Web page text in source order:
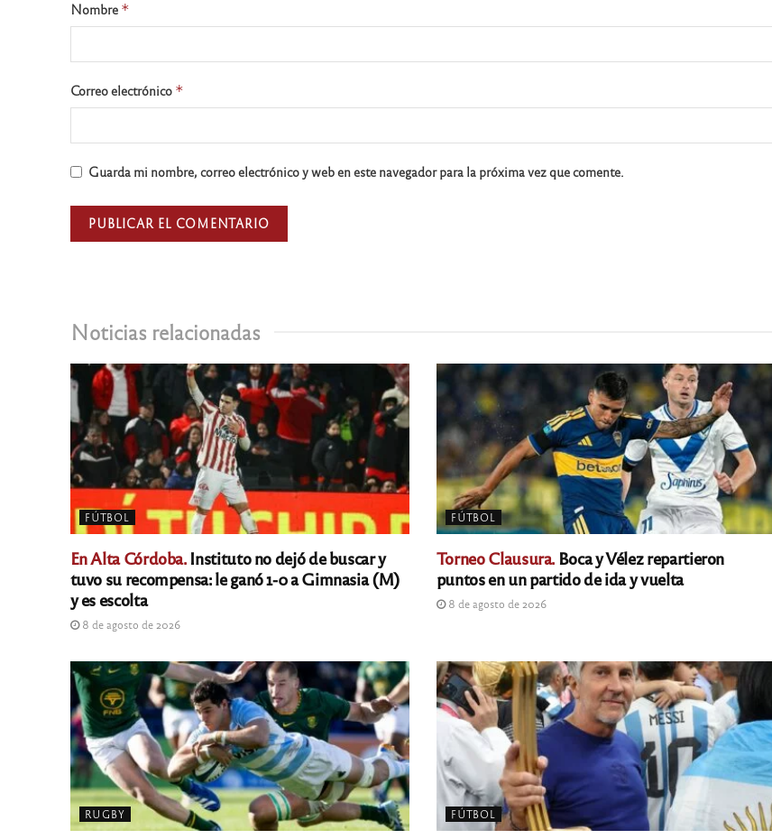
Noticias relacionadas
FÚTBOL
En Alta Córdoba.Instituto no dejó de buscar y
tuvo su recompensa: le ganó 1-0 a Gimnasia (M)
y es escolta
8 de agosto de 2026
FÚTBOL
Torneo Clausura. Boca y Vélez repartieron
puntos en un partido de ida y vuelta
8 de agosto de 2026
RUGBY FÚTBOL
Nombre *
Correo electrónico *
Guarda mi nombre, correo electrónico y web en este navegador para la próxima vez que comente.